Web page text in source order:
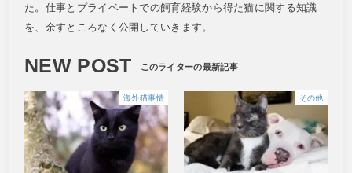
た。仕事とプライベートでの飼育経験から得た猫に関する知識
を、余すところなく公開していきます。
NEW POST
海外猫事情 その他